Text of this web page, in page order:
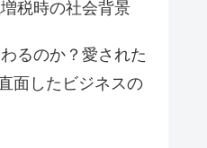
税時の社会背景
るのか？愛された
面したビジネスの